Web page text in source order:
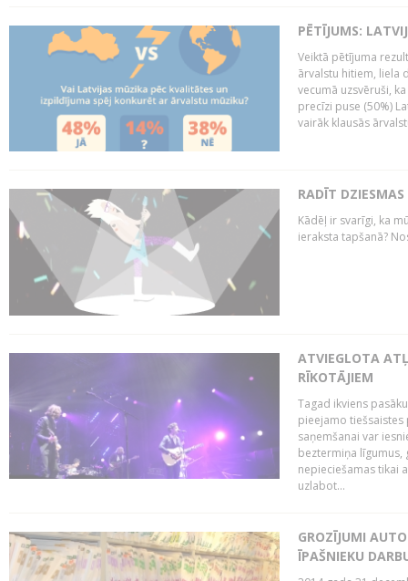
PĒTĪJUMS:
Veiktā pētījuma
ārvalstu hitiem, liela
vecumā uzsvēruši,
precīzi puse (50%)
vairāk klausās
RADĪT
Kādēļ ir svarīgi, ka
ieraksta tapšanā?
ATVIEGLOTA
RĪKOTĀJIEM
Tagad ikviens
pieejamo tiešsaistes
saņemšanai var
beztermiņa līgumus,
nepieciešamas tikai
uzlabot...
GROZĪJUMI
ĪPAŠNIEKU